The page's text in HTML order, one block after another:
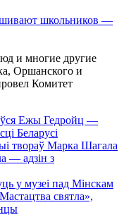
школьников —
и многие другие
Оршанского и
Комитет
Ежы Гедройц —
Беларусі
твораў Марка Шагала
— адзін з
у музеі пад Мінскам
святла»,